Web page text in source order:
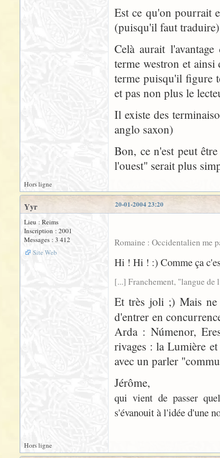
Est ce qu'on pourrait
(puisqu'il faut traduire)
Celà aurait
terme westron et
terme puisqu'il figure
et pas non plus le
Il existe des
anglo saxon)
Bon, ce n'est peut
l'ouest" serait plus
Hors ligne
20-01-2004 23:20
Yyr
Lieu : Reims
Inscription : 2001
Messages : 3 412
Site Web
Romaine : Occidentalien me
Hi ! Hi ! :) Comme ça
[...] Franchement, "langue de
Et très joli ;) Mais ne
d'entrer en
Arda : Númenor,
rivages : la Lumière
avec un parler
Jérôme,
qui vient de passer
s'évanouit à l'idée d'une
Hors ligne